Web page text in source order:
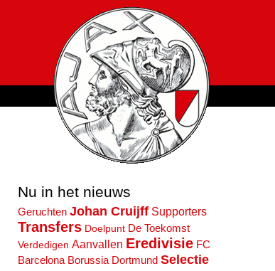
Nu in het nieuws
Geruchten Johan Cruijff Supporters
Transfers Doelpunt De Toekomst
Verdedigen Aanvallen Eredivisie FC
Barcelona Borussia Dortmund Selectie